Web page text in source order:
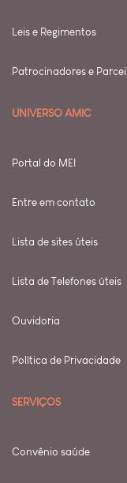
Leis e Regimentos
Patrocinadores e
UNIVERSO AMIC
Portal do MEI
Entre em contato
Lista de sites úteis
Lista de Telefones úteis
Ouvidoria
Política de Privacidade
SERVIÇOS
Convênio saúde